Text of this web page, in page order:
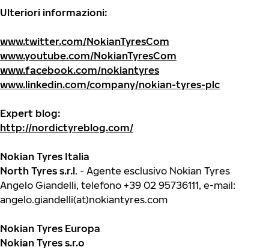
Ulteriori informazioni:
www.twitter.com/NokianTyresCom
www.youtube.com/NokianTyresCom
www.facebook.com/nokiantyres
www.linkedin.com/company/nokian-tyres-plc
Expert blog:
http://nordictyreblog.com/
Nokian Tyres Italia
North Tyres s.r.l. - Agente esclusivo Nokian Tyres
Angelo Giandelli, telefono +39 02 95736111, e-mail:
angelo.giandelli(at)nokiantyres.com
Nokian Tyres Europa
Nokian Tyres s.r.o